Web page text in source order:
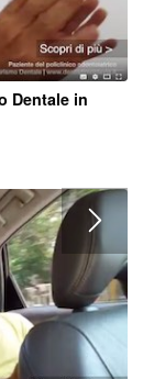
Dentale in